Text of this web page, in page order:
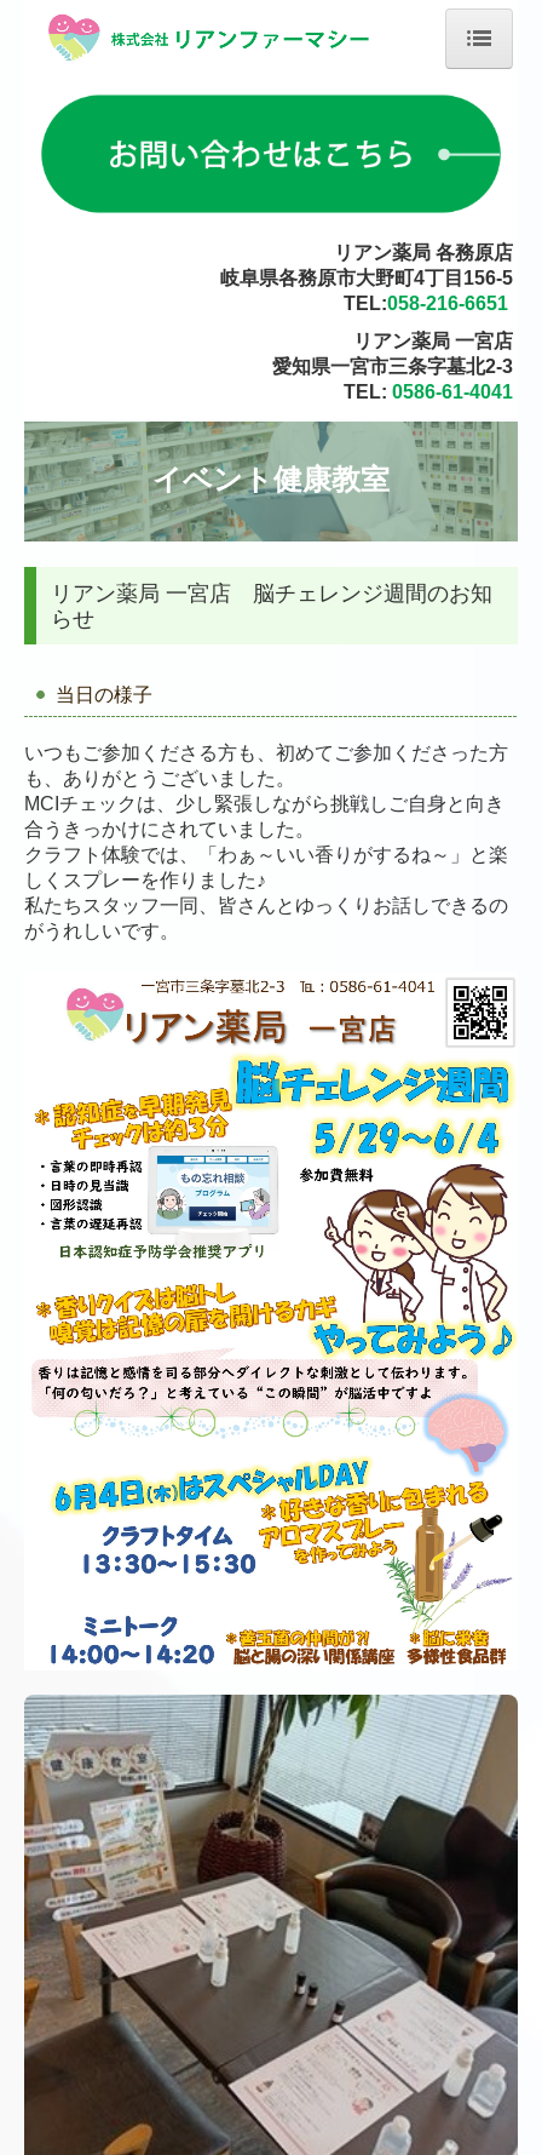
ホーム
当薬局について
店舗のご案内
薬剤師正社員募集 リアン薬局 各務原店
薬剤師パート募集 リアン薬局 各務原店
掲示事項
リアン薬局 各務原店
岐阜県各務原市大野町4丁目156-5
TEL:058-216-6651
リアン薬局 一宮店
愛知県一宮市三条字墓北2-3
TEL: 0586-61-4041
イベント健康教室
リアン薬局 一宮店 脳チェレンジ週間のお知
らせ
当日の様子
いつもご参加くださる方も、初めてご参加くださった方
も、ありがとうございました。
MCIチェックは、少し緊張しながら挑戦しご自身と向き
合うきっかけにされていました。
クラフト体験では、「わぁ～いい香りがするね～」と楽
しくスプレーを作りました♪
私たちスタッフ一同、皆さんとゆっくりお話しできるの
がうれしいです。